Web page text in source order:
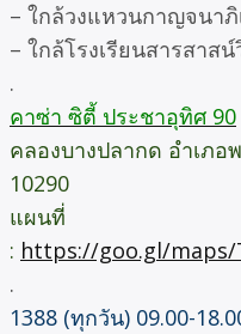
– ใกล้วงแหวนกาญจนาภิ
– ใกล้โรงเรียนสารสาส
.
คาซ่า ซิตี้ ประชาอุทิศ 90
คลองบางปลากด อำเภอ
10290
แผนที่
: https://goo.gl/maps/
.
1388 (ทุกวัน) 09.00-